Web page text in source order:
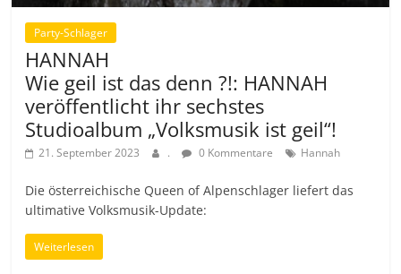
Party-Schlager
HANNAH
Wie geil ist das denn ?!: HANNAH
veröffentlicht ihr sechstes
Studioalbum „Volksmusik ist geil“!
21. September 2023 . 0 Kommentare Hannah
Die österreichische Queen of Alpenschlager liefert das
ultimative Volksmusik-Update:
Weiterlesen